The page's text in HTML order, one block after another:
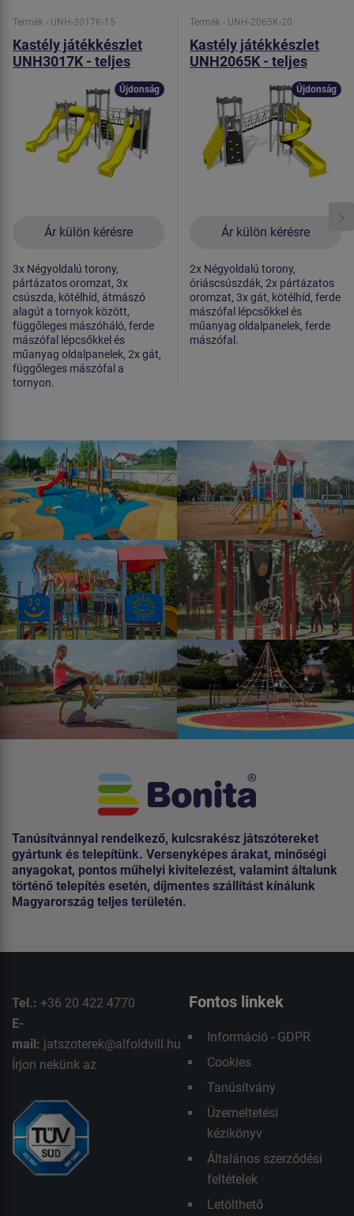
Termék - UNH-3017K-15
Kastély játékkészlet
UNH3017K - teljes
Ár külön kérésre
Újdonság
3x Négyoldalú torony,
pártázatos oromzat, 3x
csúszda, kötélhíd, átmászó
alagút a tornyok között,
függőleges mászóháló, ferde
mászófal lépcsőkkel és
műanyag oldalpanelek, 2x gát,
függőleges mászófal a
tornyon.
Termék - UNH-2065K-20
Kastély játékkészlet
UNH2065K - teljes
Ár külön kérésre
Újdonság
2x Négyoldalú torony,
óriáscsúszdák, 2x pártázatos
oromzat, 3x gát, kötélhíd, ferde
mászófal lépcsőkkel és
műanyag oldalpanelek, ferde
mászófal.
Tanúsítvánnyal rendelkező, kulcsrakész játszótereket
gyártunk és telepítünk. Versenyképes árakat, minőségi
anyagokat, pontos műhelyi kivitelezést, valamint általunk
történő telepítés esetén, díjmentes szállítást kínálunk
Magyarország teljes területén.
Tel.: +36 20 422 4770
E-
mail: jatszoterek@alfoldvill.hu
Írjon nekünk az
Fontos linkek
Információ - GDPR
Cookies
Tanúsítvány
Üzemeltetési
kézikönyv
Általános szerződési
feltételek
Letölthető